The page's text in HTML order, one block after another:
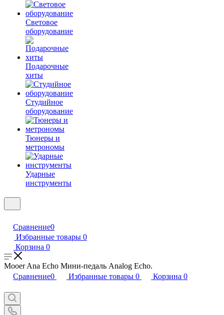
Световое
оборудование
Подарочные
хиты
Студийное
оборудование
Тюнеры и
метрономы
Ударные
инструменты
Сравнение0
Избранные товары 0
Корзина 0
Mooer Ana Echo Мини-педаль Analog Echo.
Сравнение0 Избранные товары 0 Корзина 0